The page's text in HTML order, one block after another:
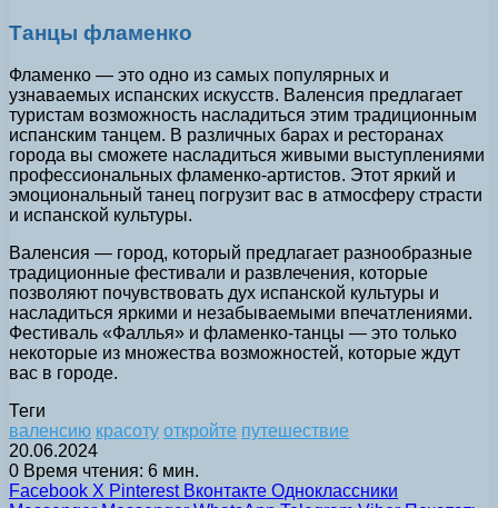
Танцы фламенко
Фламенко — это одно из самых популярных и
узнаваемых испанских искусств. Валенсия предлагает
туристам возможность насладиться этим традиционным
испанским танцем. В различных барах и ресторанах
города вы сможете насладиться живыми выступлениями
профессиональных фламенко-артистов. Этот яркий и
эмоциональный танец погрузит вас в атмосферу страсти
и испанской культуры.
Валенсия — город, который предлагает разнообразные
традиционные фестивали и развлечения, которые
позволяют почувствовать дух испанской культуры и
насладиться яркими и незабываемыми впечатлениями.
Фестиваль «Фаллья» и фламенко-танцы — это только
некоторые из множества возможностей, которые ждут
вас в городе.
Теги
валенсию красоту откройте путешествие
20.06.2024
0 Время чтения: 6 мин.
Facebook X Pinterest Вконтакте Одноклассники